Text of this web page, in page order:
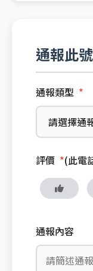
通報此
通報類型 *
評價 *(此電
通報內容